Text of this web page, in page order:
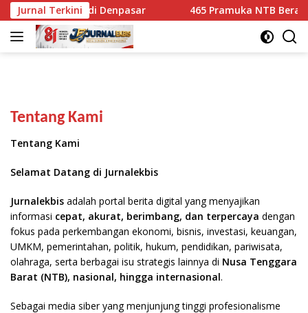
Langsung
ke
konten
Jurnal Terkini
Ditindak di Denpasar 465 Pramuka NTB Berangkat
Tentang Kami
Tentang Kami
Selamat Datang di Jurnalekbis
Jurnalekbis adalah portal berita digital yang menyajikan
informasi cepat, akurat, berimbang, dan terpercaya dengan
fokus pada perkembangan ekonomi, bisnis, investasi, keuangan,
UMKM, pemerintahan, politik, hukum, pendidikan, pariwisata,
olahraga, serta berbagai isu strategis lainnya di Nusa Tenggara
Barat (NTB), nasional, hingga internasional.
Sebagai media siber yang menjunjung tinggi profesionalisme